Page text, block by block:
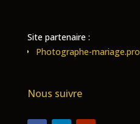
Site partenaire :
Photographe-mariage.pro
Nous suivre